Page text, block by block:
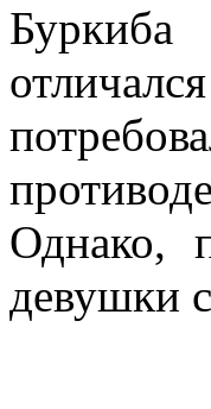
Однако,
девушки